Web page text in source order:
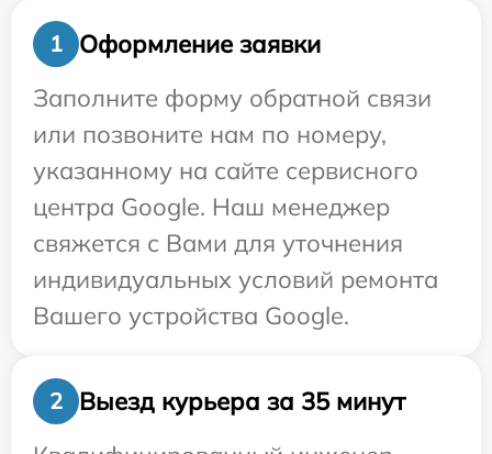
1
Оформление заявки
Заполните форму обратной связи
или позвоните нам по номеру,
указанному на сайте сервисного
центра Google. Наш менеджер
свяжется с Вами для уточнения
индивидуальных условий ремонта
Вашего устройства Google.
2
Выезд курьера за 35 минут